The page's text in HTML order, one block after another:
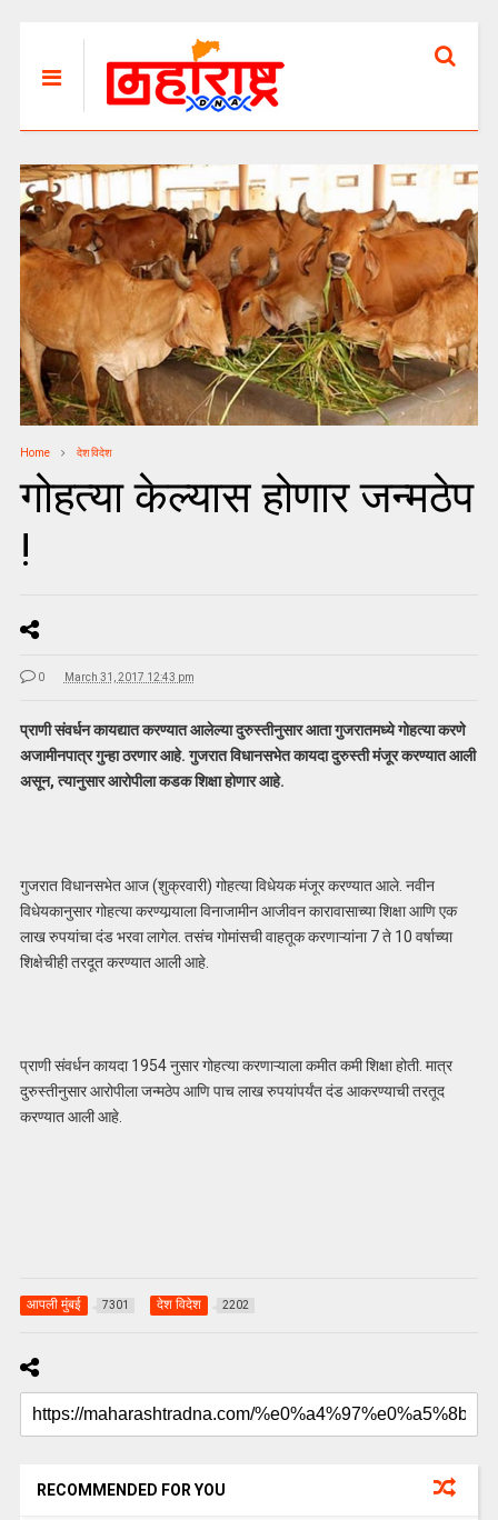
Home देश विदेश
गोहत्या केल्यास होणार जन्मठेप
!
0 March 31, 2017 12:43 pm
प्राणी संवर्धन कायद्यात करण्यात आलेल्या दुरुस्तीनुसार आता गुजरातमध्ये गोहत्या करणे
अजामीनपात्र गुन्हा ठरणार आहे. गुजरात विधानसभेत कायदा दुरुस्ती मंजूर करण्यात आली
असून, त्यानुसार आरोपीला कडक शिक्षा होणार आहे.
गुजरात विधानसभेत आज (शुक्रवारी) गोहत्‍या विधेयक मंजूर करण्‍यात आले. नवीन
विधेयकानुसार गोहत्‍या करण्‍यार्‍याला विनाजामीन आजीवन कारावासाच्‍या शिक्षा आणि एक
लाख रुपयांचा दंड भरवा लागेल. तसंच गोमांसची वाहतूक करणाऱ्यांना 7 ते 10 वर्षाच्या
शिक्षेचीही तरदूत करण्यात आली आहे.
प्राणी संवर्धन कायदा 1954 नुसार गोहत्या करणाऱ्याला कमीत कमी शिक्षा होती. मात्र
दुरुस्तीनुसार आरोपीला जन्मठेप आणि पाच लाख रुपयांपर्यंत दंड आकरण्याची तरतूद
करण्यात आली आहे.
आपली मुंबई 7301 देश विदेश 2202
RECOMMENDED FOR YOU